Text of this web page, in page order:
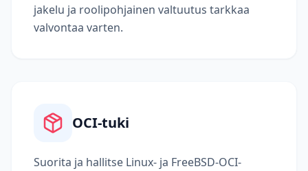
jakelu ja roolipohjainen valtuutus tarkkaa
valvontaa varten.
OCI-tuki
Suorita ja hallitse Linux- ja FreeBSD-OCI-